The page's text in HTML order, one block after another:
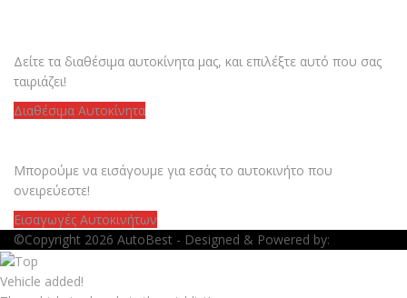
Δείτε τα διαθέσιμα αυτοκίνητα μας, και επιλέξτε αυτό που σας
ταιριάζει!
Διαθέσιμα Αυτοκίνητα
Μπορούμε να εισάγουμε για εσάς το αυτοκινήτο που
ονειρεύεστε!
Εισαγωγές Αυτοκινήτων
©Copyright 2026 AutoBest - Designed & Powered by:
Vehicle added!